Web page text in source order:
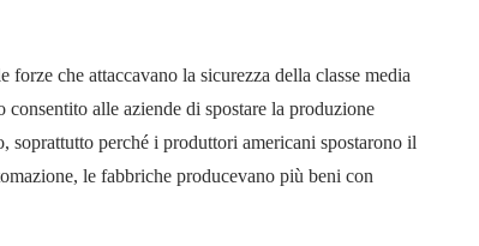
che attaccavano la sicurezza della classe media
alle aziende di spostare la produzione
perché i produttori americani spostarono il
le fabbriche producevano più beni con